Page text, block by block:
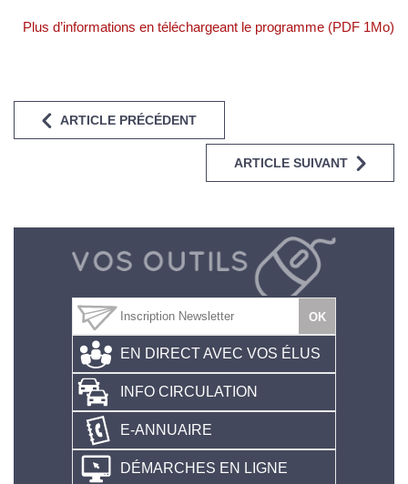
Plus d’informations en téléchargeant le programme (PDF 1Mo)
ARTICLE PRÉCÉDENT
ARTICLE SUIVANT
EN DIRECT AVEC VOS ÉLUS
INFO CIRCULATION
E-ANNUAIRE
DÉMARCHES EN LIGNE